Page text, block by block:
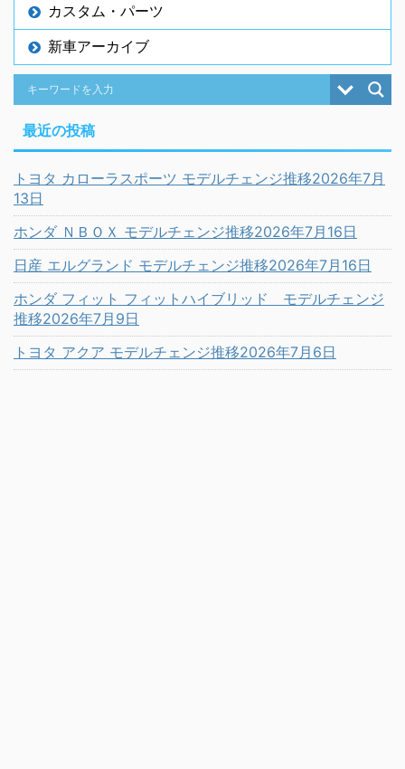
カスタム・パーツ
新車アーカイブ
最近の投稿
トヨタ カローラスポーツ モデルチェンジ推移2026年7月
13日
ホンダ ＮＢＯＸ モデルチェンジ推移2026年7月16日
日産 エルグランド モデルチェンジ推移2026年7月16日
ホンダ フィット フィットハイブリッド モデルチェンジ
推移2026年7月9日
トヨタ アクア モデルチェンジ推移2026年7月6日